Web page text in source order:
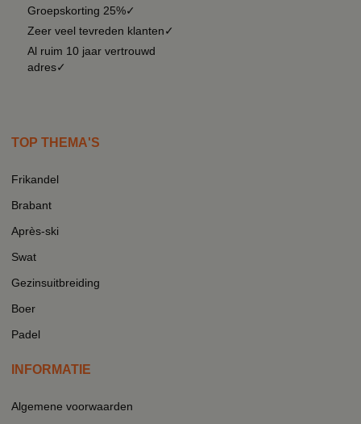
Groepskorting 25%✓
Zeer veel tevreden klanten✓
Al ruim 10 jaar vertrouwd
adres✓
TOP THEMA'S
Frikandel
Brabant
Après-ski
Swat
Gezinsuitbreiding
Boer
Padel
INFORMATIE
Algemene voorwaarden